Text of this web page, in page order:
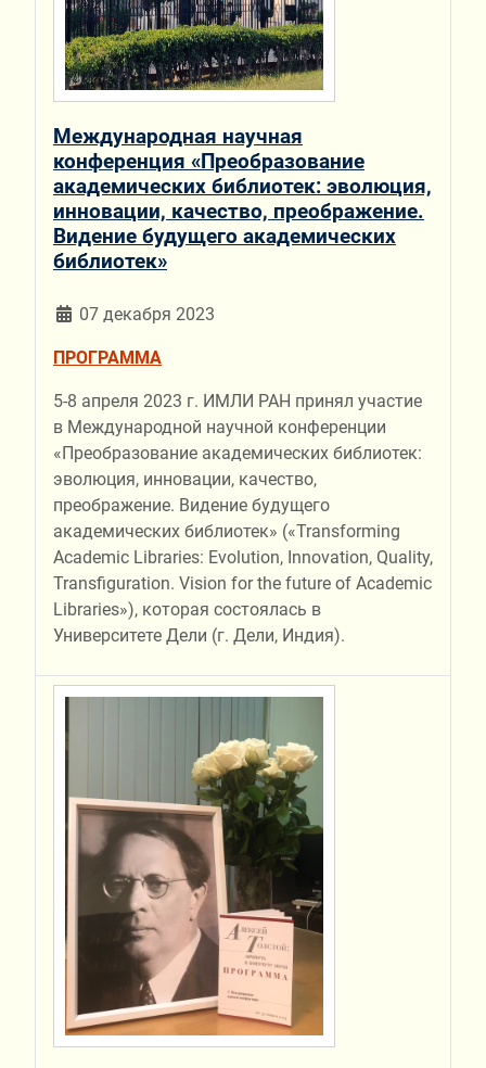
Международная научная
конференция «Преобразование
академических библиотек: эволюция,
инновации, качество, преображение.
Видение будущего академических
библиотек»
07 декабря 2023
ПРОГРАММА
5-8 апреля 2023 г. ИМЛИ РАН принял участие
в Международной научной конференции
«Преобразование академических библиотек:
эволюция, инновации, качество,
преображение. Видение будущего
академических библиотек» («Transforming
Academic Libraries: Evolution, Innovation, Quality,
Transfiguration. Vision for the future of Academic
Libraries»), которая состоялась в
Университете Дели (г. Дели, Индия).